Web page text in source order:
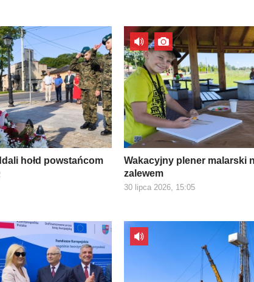
hołd powstańcom
Wakacyjny plener malarski
zalewem
30 lipca 2026, 15:05